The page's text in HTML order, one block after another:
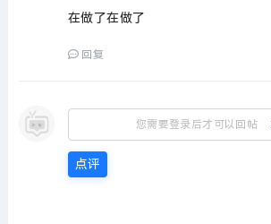
在做了在做了
回复
您需要登录后才可以回帖
点评